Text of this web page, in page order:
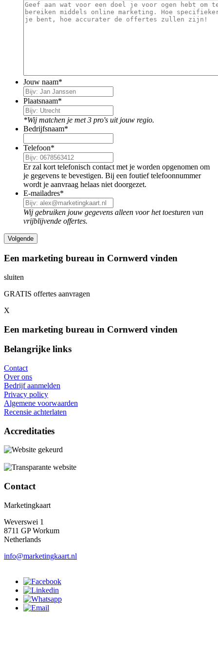
Jouw naam*
Plaatsnaam*
*Wij matchen je met 3 pro's uit jouw regio.
Bedrijfsnaam*
Telefoon*
Er zal kort telefonisch contact met je worden opgenomen om
je gegevens te bevestigen. Bij een foutief telefoonnummer
wordt je aanvraag helaas niet doorgezet.
E-mailadres*
Wij gebruiken jouw gegevens alleen voor het toesturen van
vrijblijvende offertes.
Een marketing bureau in Cornwerd vinden
sluiten
GRATIS offertes aanvragen
X
Een marketing bureau in Cornwerd vinden
Belangrijke links
Contact
Over ons
Bedrijf aanmelden
Privacy policy
Algemene voorwaarden
Recensie achterlaten
Accreditaties
Contact
Marketingkaart
Weverswei 1
8711 GP Workum
Netherlands
info@marketingkaart.nl